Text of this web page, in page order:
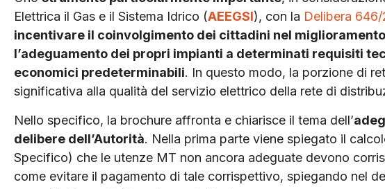
Elettrica il Gas e il Sistema Idrico (AEEGSI), con la Delibera 646/
incentivare il coinvolgimento dei cittadini nel
l’adeguamento dei propri impianti a determinati requisiti
economici predeterminabili. In questo modo, la porzione di
significativa alla qualità del servizio elettrico della rete di
Nello specifico, la brochure affronta e chiarisce il tema dell’
delibere dell’Autorità. Nella prima parte viene spiegato il
Specifico) che le utenze MT non ancora adeguate devono
come evitare il pagamento di tale corrispettivo, spiegando nel